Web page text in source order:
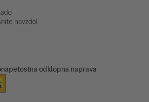
navzdol
odklopna naprava